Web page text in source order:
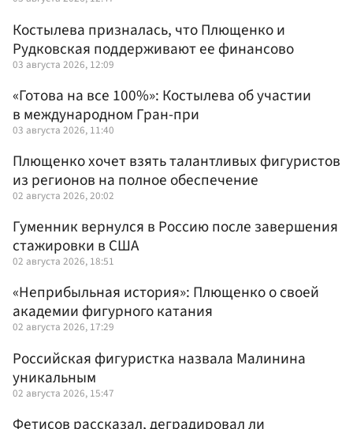
Костылева призналась, что Плющенко и
Рудковская поддерживают ее финансово
03 августа 2026, 12:09
«Готова на все 100%»: Костылева об участии
в международном Гран-при
03 августа 2026, 11:40
Плющенко хочет взять талантливых фигуристов
из регионов на полное обеспечение
02 августа 2026, 20:02
Гуменник вернулся в Россию после завершения
стажировки в США
02 августа 2026, 18:51
«Неприбыльная история»: Плющенко о своей
академии фигурного катания
02 августа 2026, 17:29
Российская фигуристка назвала Малинина
уникальным
02 августа 2026, 15:47
Фетисов рассказал, деградировал ли